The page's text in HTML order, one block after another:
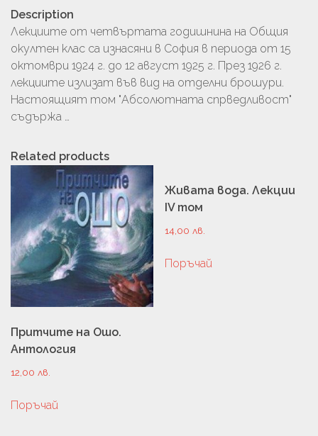
Description
Лекциите от четвъртата годишнина на Общия
окултен клас са изнасяни в София в периода от 15
октомври 1924 г. до 12 август 1925 г. През 1926 г.
лекциите излизат във вид на отделни брошури.
Настоящият том "Абсолютната спрведливост"
съдържа …
Related products
Притчите на Ошо.
Антология
12,00 лв.
Поръчай
Живата вода. Лекции
IV том
14,00 лв.
Поръчай